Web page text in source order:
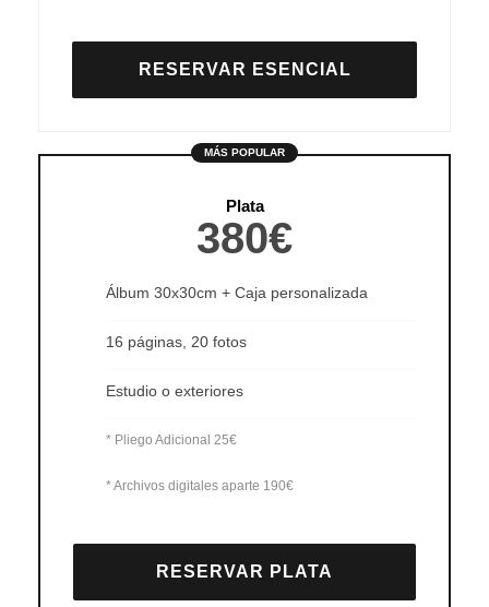
RESERVAR ESENCIAL
MÁS POPULAR
Plata
380€
Álbum 30x30cm + Caja personalizada
16 páginas, 20 fotos
Estudio o exteriores
* Pliego Adicional 25€
* Archivos digitales aparte 190€
RESERVAR PLATA